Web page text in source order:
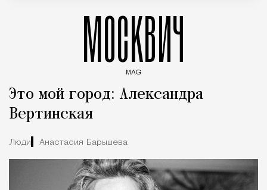
МОСКВИЧ
MAG
Это мой город: Александра
Вертинская
Люди Анастасия Барышева